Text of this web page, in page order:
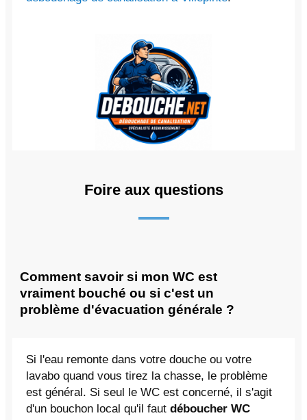
Foire aux questions
Comment savoir si mon WC est
vraiment bouché ou si c'est un
problème d'évacuation générale ?
Si l'eau remonte dans votre douche ou votre
lavabo quand vous tirez la chasse, le problème
est général. Si seul le WC est concerné, il s'agit
d'un bouchon local qu'il faut déboucher WC